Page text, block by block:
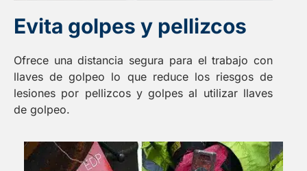
Evita golpes y pellizcos
Ofrece una distancia segura para el trabajo con
llaves de golpeo lo que reduce los riesgos de
lesiones por pellizcos y golpes al utilizar llaves
de golpeo.